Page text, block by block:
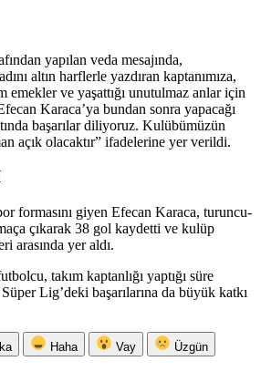
yapılan veda mesajında,
altın harflerle yazdıran kaptanımıza,
emekler ve yaşattığı unutulmaz anlar için
Karaca’ya bundan sonra yapacağı
başarılar diliyoruz. Kulübümüzün
açık olacaktır” ifadelerine yer verildi.
formasını giyen Efecan Karaca, turuncu-
çıkarak 38 gol kaydetti ve kulüp
arasında yer aldı.
takım kaptanlığı yaptığı süre
Lig’deki başarılarına da büyük katkı
Haha Vay Üzgün